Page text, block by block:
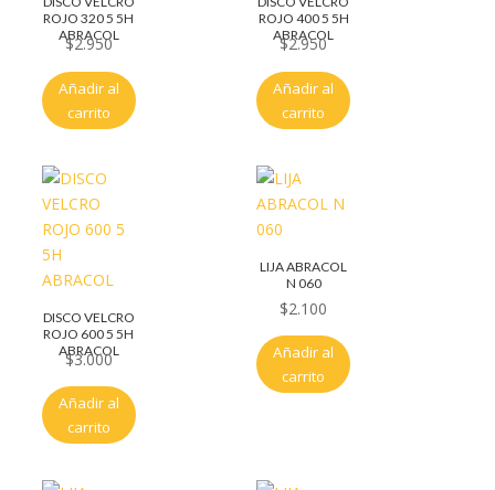
ROJO 320 5 5H
ABRACOL
$2.950
Añadir al
carrito
ROJO 400 5 5H
ABRACOL
$2.950
Añadir al
carrito
DISCO VELCRO
ROJO 600 5 5H
ABRACOL
$3.000
Añadir al
carrito
LIJA ABRACOL
N 060
$2.100
Añadir al
carrito